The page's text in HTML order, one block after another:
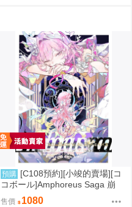
預購 [C108預約][小竣的賣場][コ
コボール]Amphoreus Saga 崩
壞：星穹鐵道 同人誌id=3745928
售價 1080